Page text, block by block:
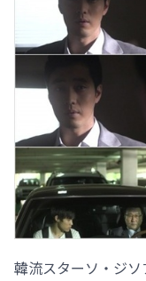
韓流スターソ・ジ